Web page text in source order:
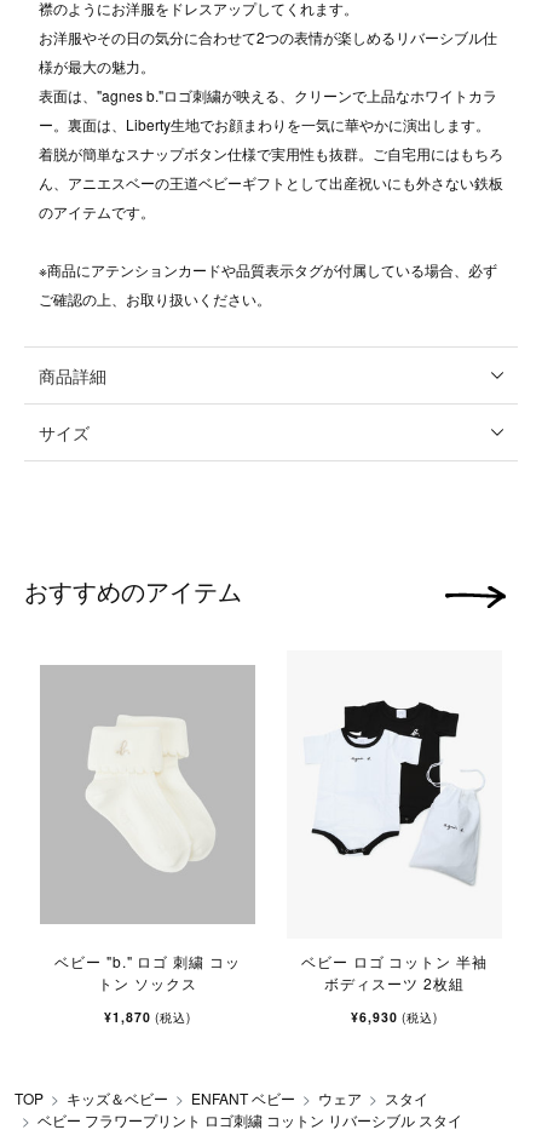
襟のようにお洋服をドレスアップしてくれます。
お洋服やその日の気分に合わせて2つの表情が楽しめるリバーシブル仕
様が最大の魅力。
表面は、"agnes b."ロゴ刺繍が映える、クリーンで上品なホワイトカラ
ー。裏面は、Liberty生地でお顔まわりを一気に華やかに演出します。
着脱が簡単なスナップボタン仕様で実用性も抜群。ご自宅用にはもちろ
ん、アニエスベーの王道ベビーギフトとして出産祝いにも外さない鉄板
のアイテムです。
※商品にアテンションカードや品質表示タグが付属している場合、必ず
ご確認の上、お取り扱いください。
商品詳細
サイズ
おすすめのアイテム
ベビー "b." ロゴ 刺繍 コッ
トン ソックス
¥1,870(税込)
ベビー ロゴ コットン 半袖
ボディスーツ 2枚組
¥6,930(税込)
次の画像
TOP キッズ＆ベビー ENFANT ベビー ウェア
スタイ
ベビー フラワープリント ロゴ刺繍 コットン リバーシブル スタイ